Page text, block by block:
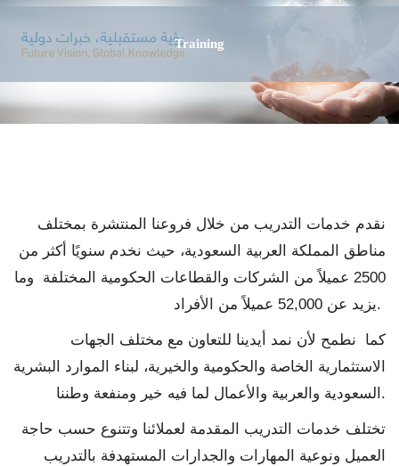
Training
نقدم خدمات التدريب من خلال فروعنا المنتشرة بمختلف
مناطق المملكة العربية السعودية، حيث نخدم سنويًا أكثر من
2500 عميلاً من الشركات والقطاعات الحكومية المختلفة وما
يزيد عن 52,000 عميلاً من الأفراد.
كما نطمح لأن نمد أيدينا للتعاون مع مختلف الجهات
الاستثمارية الخاصة والحكومية والخيرية، لبناء الموارد البشرية
السعودية والعربية والأعمال لما فيه خير ومنفعة وطننا.
تختلف خدمات التدريب المقدمة لعملائنا وتتنوع حسب حاجة
العميل ونوعية المهارات والجدارات المستهدفة بالتدريب